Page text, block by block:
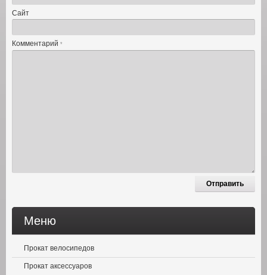
Сайт
Комментарий *
Меню
Прокат велосипедов
Прокат аксессуаров